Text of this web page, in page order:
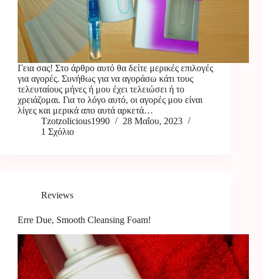
Γεια σας! Στο άρθρο αυτό θα δείτε μερικές επιλογές
για αγορές. Συνήθως για να αγοράσω κάτι τους
τελευταίους μήνες ή μου έχει τελειώσει ή το
χρειάζομαι. Για το λόγο αυτό, οι αγορές μου είναι
λίγες και μερικά απο αυτά αρκετά…
Tzotzolicious1990
28 Μαΐου, 2023
1 Σχόλιο
Reviews
Erre Due, Smooth Cleansing Foam!